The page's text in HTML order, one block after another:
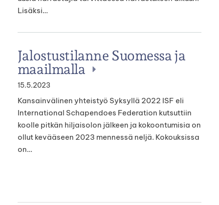
Lisäksi…
Jalostustilanne Suomessa ja
maailmalla
15.5.2023
Kansainvälinen yhteistyö Syksyllä 2022 ISF eli
International Schapendoes Federation kutsuttiin
koolle pitkän hiljaisolon jälkeen ja kokoontumisia on
ollut kevääseen 2023 mennessä neljä. Kokouksissa
on…